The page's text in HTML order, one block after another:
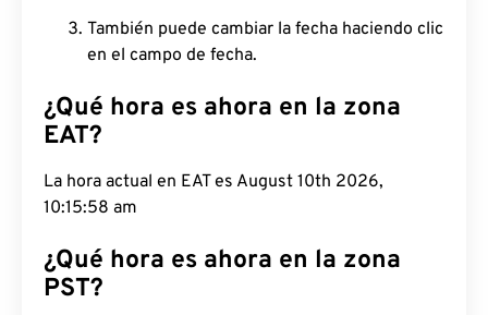
También puede cambiar la fecha haciendo clic
en el campo de fecha.
¿Qué hora es ahora en la zona
EAT?
La hora actual en EAT es August 10th 2026,
10:15:59 am
¿Qué hora es ahora en la zona
PST?